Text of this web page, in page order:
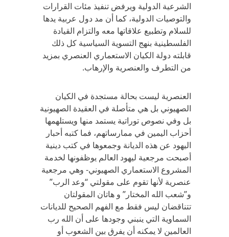
الشرعية الدولية ويرفض تنفيذ مئات القرارات
والتوصيات الدولية، كما أن مد دول عربية يدها
للسلام وتطبيع علاقاتها معه والتزام القيادة
الفلسطينية بنهج التسوية السياسية كل ذلك
قابلته دولة الكيان الاستعماري العنصري بمزيد
من التطرف والعنصرية والإرهاب.
العنصرية ليست بحالة مستجدة في الكيان
الصهيوني بل هي متأصلة في العقيدة الصهيونية
بل وفي نصوص توراتية يستمد منها ويستلهمها
أحزاب اليمين في ممارساتهم، فما كتبه أحبار
اليهود عن هذه الديانة وجمعوها في كتب دينية
أصبحت مرجعية ليهود العالم يوظفونها لخدمة
المشروع الاستعماري الصهيوني- وهي مرجعية
عنصرية لأنها تقوم على مقولتي “وعد الرب”
و”شعب الله المختار” و هاتان المقولتان
تتناقضان ليس فقط مع الفهم الصحيح للديانات
السماوية التي ينبني وجودها على أن الله رب
العالمين لا يمكنه أن يفرق بين الشعوب أو